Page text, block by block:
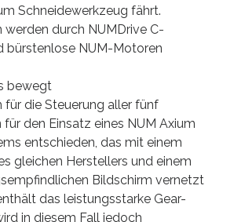
Schneidewerkzeug fährt.
durch NUMDrive C-
bürstenlose NUM-Motoren
bewegt
für die Steuerung aller fünf
den Einsatz eines NUM Axium
entschieden, das mit einem
gleichen Herstellers und einem
Bildschirm vernetzt
das leistungsstarke Gear-
in diesem Fall jedoch